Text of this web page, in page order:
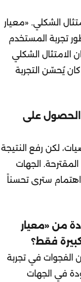
الشكلي. «معيار
المستخدم
الامتثال الشكلي
يُحسّن التجربة
على
لكن رفع النتيجة
الجهات
واهتمام سترى تحسناً
من «معيار
فقط؟
الفجوات في تجربة
في الجهات